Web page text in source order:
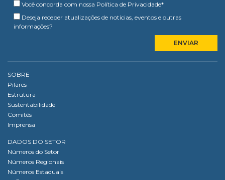
Você concorda com nossa Política de Privacidade*
Deseja receber atualizações de notícias, eventos e outras
informações?
SOBRE
Pilares
Estrutura
Sustentabilidade
Comitês
Imprensa
DADOS DO SETOR
Números do Setor
Números Regionais
Números Estaduais